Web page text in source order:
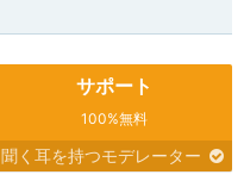
サポート
100%無料
聞く耳を持つモデレーター